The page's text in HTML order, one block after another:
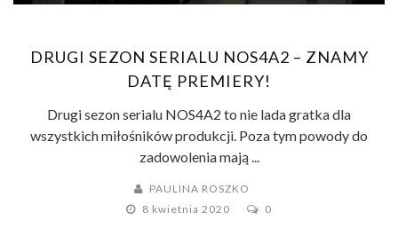
DRUGI SEZON SERIALU NOS4A2 – ZNAMY
DATĘ PREMIERY!
Drugi sezon serialu NOS4A2 to nie lada gratka dla
wszystkich miłośników produkcji. Poza tym powody do
zadowolenia mają ...
PAULINA ROSZKO
8 kwietnia 2020
0